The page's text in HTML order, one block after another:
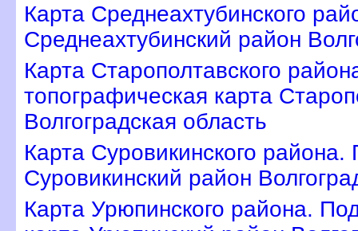
Карта Среднеахтубинского
Среднеахтубинский район
Карта Старополтавского
топографическая карта
олгоградская область
Карта Суровикинского
Суровикинский район
Карта Урюпинского района.